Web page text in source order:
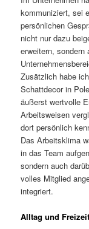
kommuniziert, sei
persönlichen
nicht nur dazu
erweitern,
Zusätzlich habe
Schattdecor in
äußerst wertvolle
Arbeitsweisen
dort persönlich
Das Arbeitsklima
in das Team
sondern auch
volles Mitglied
integriert.
Alltag und Freizeit